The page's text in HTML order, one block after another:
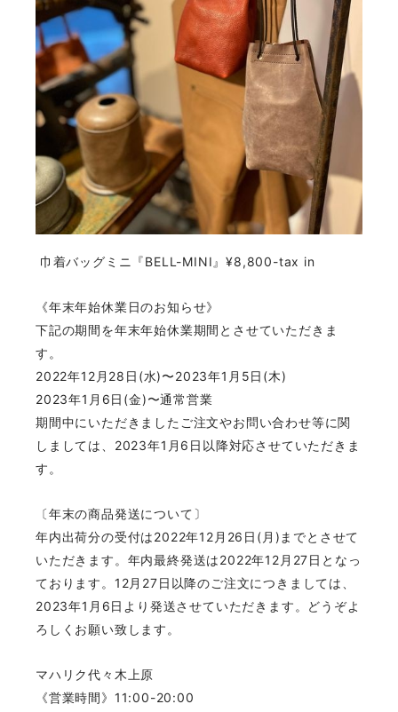
巾着バッグミニ 『BELL-MINI』¥8,800-tax in
《年末年始休業日のお知らせ》
下記の期間を年末年始休業期間とさせていただきま
す。
2022年12月28日(水)〜2023年1月5日(木)
2023年1月6日(金)〜通常営業
期間中にいただきましたご注文やお問い合わせ等に関
しましては、2023年1月6日以降対応させていただきま
す。
〔年末の商品発送について〕
年内出荷分の受付は2022年12月26日(月)までとさせて
いただきます。年内最終発送は2022年12月27日となっ
ております。12月27日以降のご注文につきましては、
2023年1月6日より発送させていただきます。どうぞよ
ろしくお願い致します。
マハリク代々木上原
《営業時間》11:00-20:00